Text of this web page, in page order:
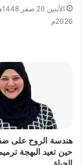
2026م
هندسة الروح على
حين تعيد البهجة